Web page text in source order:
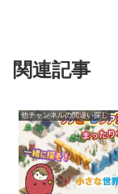
関連記事
他チャンネルの間違い探し